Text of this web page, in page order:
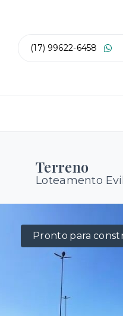
(17) 99622-6458
Terreno
Loteamento
Pronto para